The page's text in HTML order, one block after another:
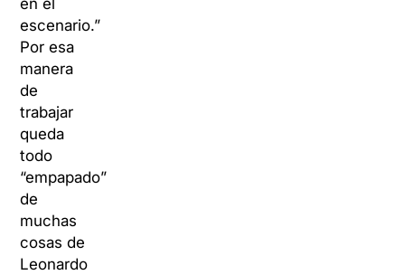
en el
escenario.”
Por esa
manera
de
trabajar
queda
todo
“empapado”
de
muchas
cosas de
Leonardo